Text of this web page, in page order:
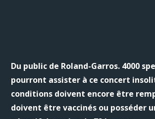
Du public de Roland-Garros. 4000
pourront assister à ce concert
conditions doivent encore être
doivent être vaccinés ou posséder